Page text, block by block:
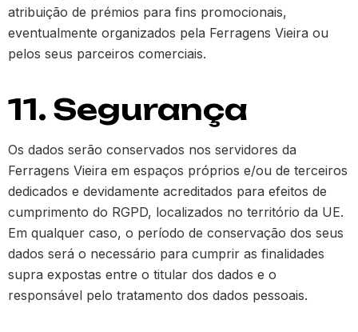
atribuição de prémios para fins promocionais,
eventualmente organizados pela Ferragens Vieira ou
pelos seus parceiros comerciais.
11. Segurança
Os dados serão conservados nos servidores da
Ferragens Vieira em espaços próprios e/ou de terceiros
dedicados e devidamente acreditados para efeitos de
cumprimento do RGPD, localizados no território da UE.
Em qualquer caso, o período de conservação dos seus
dados será o necessário para cumprir as finalidades
supra expostas entre o titular dos dados e o
responsável pelo tratamento dos dados pessoais.